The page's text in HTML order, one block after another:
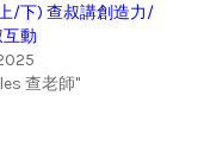
/下) 查叔講創造力/
動
查老師"